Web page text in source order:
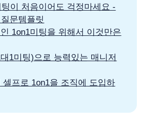
팅이 처음이어도 걱정마세요 -
문템플릿
1on1미팅을 위해서 이것만은
1미팅)으로 능력있는 매니저
셀프로 1on1을 조직에 도입하